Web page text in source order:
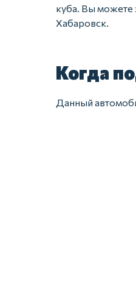
куба. Вы можете
Хабаровск.
Когда
Данный